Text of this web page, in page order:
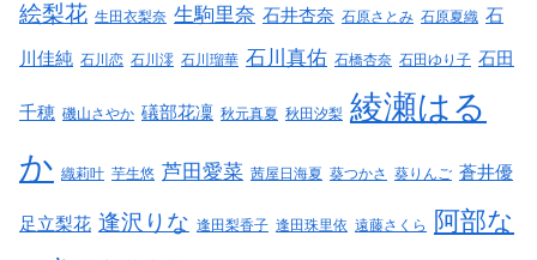
絵梨花 生田衣梨奈 生駒里奈 石井杏奈 石原さとみ 石原夏織 石
川佳純 石川恋 石川澪 石川瑠華 石川真佑 石橋杏奈 石田ゆり子 石田
千穂 磯山さやか 礒部花凜 秋元真夏 秋田汐梨 綾瀬はる
か 織莉叶 芋生悠 芦田愛菜 茜屋日海夏 葵つかさ 葵りんご 蒼井優
足立梨花 逢沢りな 逢田梨香子 逢田珠里依 遠藤さくら
阿部な